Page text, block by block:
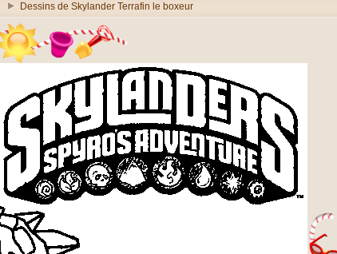
Dessins de Skylander Terrafin le boxeur